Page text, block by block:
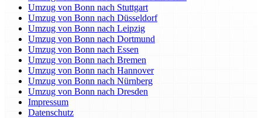
Umzug von Bonn nach Stuttgart
Umzug von Bonn nach Düsseldorf
Umzug von Bonn nach Leipzig
Umzug von Bonn nach Dortmund
Umzug von Bonn nach Essen
Umzug von Bonn nach Bremen
Umzug von Bonn nach Hannover
Umzug von Bonn nach Nürnberg
Umzug von Bonn nach Dresden
Impressum
Datenschutz